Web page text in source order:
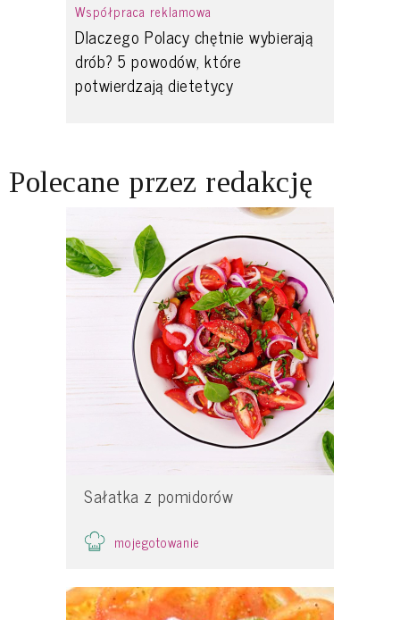
Współpraca reklamowa
Dlaczego Polacy chętnie wybierają
drób? 5 powodów, które
potwierdzają dietetycy
Polecane przez redakcję
Sałatka z pomidorów
mojegotowanie